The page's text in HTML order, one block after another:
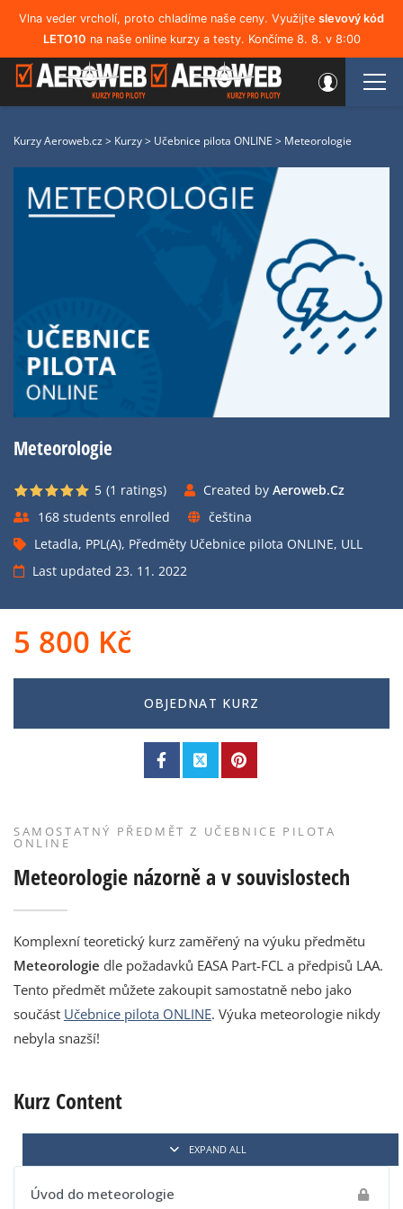
Vlna veder vrcholí, proto chladíme naše ceny. Využijte slevový kód
LETO10 na naše online kurzy a testy. Končíme 8. 8. v 8:00
Kurzy Aeroweb.cz> Kurzy> Učebnice pilota ONLINE > Meteorologie
Meteorologie
5 (1 ratings) Created by Aeroweb.cz
168 students enrolled
čeština
Letadla, PPL(A), Předměty Učebnice pilota ONLINE, ULL
Last updated 23. 11. 2022
5 800 Kč
OBJEDNAT KURZ
SAMOSTATNÝ PŘEDMĚT Z UČEBNICE PILOTA
ONLINE
Meteorologie názorně a v souvislostech
Komplexní teoretický kurz zaměřený na výuku předmětu
Meteorologie dle požadavků EASA Part-FCL a předpisů LAA.
Tento předmět můžete zakoupit samostatně nebo jako
součást Učebnice pilota ONLINE. Výuka meteorologie nikdy
nebyla snazší!
Kurz Content
EXPAND ALL
Úvod do meteorologie